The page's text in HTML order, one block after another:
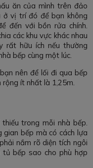
ăn của mình trên đảo
ở vị trí đó để bạn không
đến với bồn rửa chính.
các khu vực khác nhau
rất hữu ích nếu thường
bếp cùng một lúc.
nên để lối đi qua bếp
rộng ít nhất là 1,25m.
trong mỗi nhà bếp.
gian bếp mà có cách lựa
nắm rõ diện tích ngôi
bếp sao cho phù hợp